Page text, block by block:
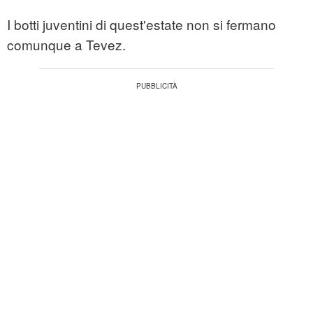
I botti juventini di quest'estate non si fermano
comunque a Tevez.